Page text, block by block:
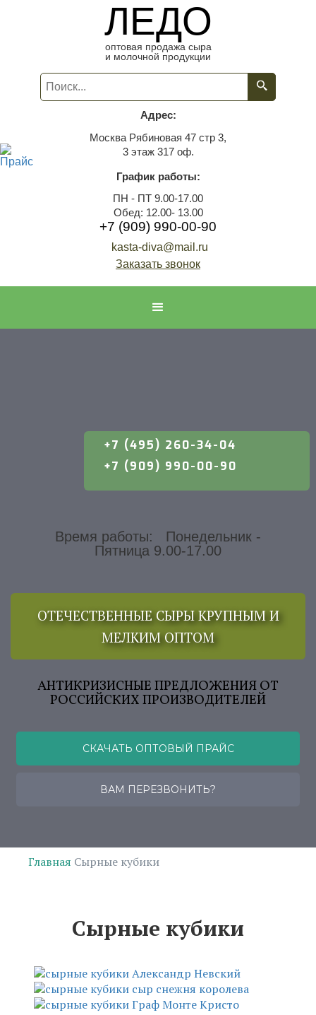
ЛЕДО
оптовая продажа сыра
и молочной продукции
Адрес:
Москва Рябиновая 47 стр 3,
3 этаж 317 оф.
График работы:
ПН - ПТ 9.00-17.00
Обед: 12.00- 13.00
+7 (909) 990-00-90
kasta-diva@mail.ru
Заказать звонок
+7 (495) 260-34-04
+7 (909) 990-00-90
Время работы: Понедельник -
Пятница 9.00-17.00
ОТЕЧЕСТВЕННЫЕ СЫРЫ КРУПНЫМ И
МЕЛКИМ ОПТОМ
АНТИКРИЗИСНЫЕ ПРЕДЛОЖЕНИЯ ОТ
РОССИЙСКИХ ПРОИЗВОДИТЕЛЕЙ
СКАЧАТЬ ОПТОВЫЙ ПРАЙС
ВАМ ПЕРЕЗВОНИТЬ?
Главная Сырные кубики
Сырные кубики